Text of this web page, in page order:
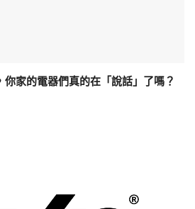
家的電器們真的在「說話」了嗎？